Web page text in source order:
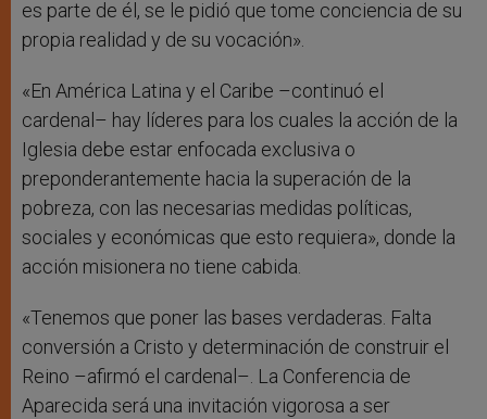
es parte de él, se le pidió que tome conciencia de su
propia realidad y de su vocación».
«En América Latina y el Caribe –continuó el
cardenal– hay líderes para los cuales la acción de la
Iglesia debe estar enfocada exclusiva o
preponderantemente hacia la superación de la
pobreza, con las necesarias medidas políticas,
sociales y económicas que esto requiera», donde la
acción misionera no tiene cabida.
«Tenemos que poner las bases verdaderas. Falta
conversión a Cristo y determinación de construir el
Reino –afirmó el cardenal–. La Conferencia de
Aparecida será una invitación vigorosa a ser